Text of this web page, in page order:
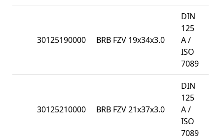
30125190000 BRB FZV 19x34x3.0
DIN
125
A /
ISO
7089
30125210000 BRB FZV 21x37x3.0
DIN
125
A /
ISO
7089